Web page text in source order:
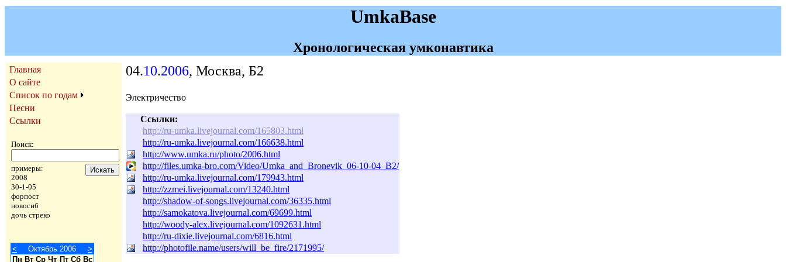
UmkaBase
Хронологическая умконавтика
Главная
О сайте
Список по годам
Песни
Ссылки
Поиск:
примеры:
2008
30-1-05
форпост
новосиб
дочь стреко
< Октябрь 2006
>
Пн Вт Ср Чт Пт Сб Вс
04.10.2006, Москва, Б2
Электричество
Ссылки:
http://ru-umka.livejournal.com/165803.html
http://ru-umka.livejournal.com/166638.html
http://www.umka.ru/photo/2006.html
http://files.umka-bro.com/Video/Umka_and_Bronevik_06-10-04_B2/
http://ru-umka.livejournal.com/179943.html
http://zzmei.livejournal.com/13240.html
http://shadow-of-songs.livejournal.com/36335.html
http://samokatova.livejournal.com/69699.html
http://woody-alex.livejournal.com/1092631.html
http://ru-dixie.livejournal.com/6816.html
http://photofile.name/users/will_be_fire/2171995/